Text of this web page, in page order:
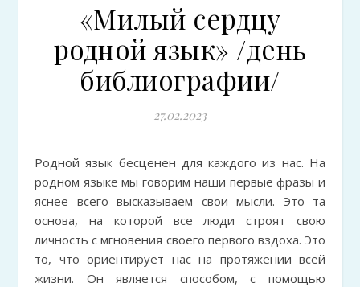
«Милый сердцу
родной язык» /день
библиографии/
27.02.2023
Родной язык бесценен для каждого из нас. На
родном языке мы говорим наши первые фразы и
яснее всего высказываем свои мысли. Это та
основа, на которой все люди строят свою
личность с мгновения своего первого вздоха. Это
то, что ориентирует нас на протяжении всей
жизни. Он является способом, с помощью